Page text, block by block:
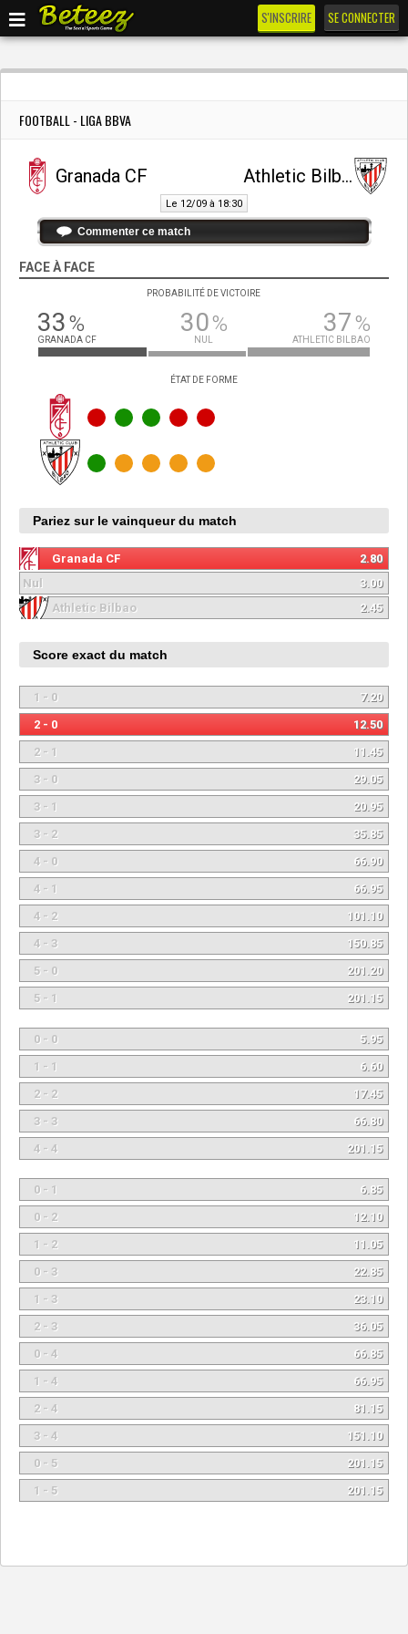
S'INSCRIRE SE CONNECTER
FOOTBALL - LIGA BBVA
Granada CF Athletic Bilbao
Le 12/09 à 18:30
Commenter ce match
FACE À FACE
PROBABILITÉ DE VICTOIRE
33%
GRANADA CF
30%
NUL
37%
ATHLETIC BILBAO
ÉTAT DE FORME
Pariez sur le vainqueur du match
Granada CF
2.80
Nul
3.00
Athletic Bilbao
2.45
Score exact du match
1 - 0
7.20
2 - 0
12.50
2 - 1
11.45
3 - 0
29.05
3 - 1
20.95
3 - 2
35.85
4 - 0
66.90
4 - 1
66.95
4 - 2
101.10
4 - 3
150.85
5 - 0
201.20
5 - 1
201.15
0 - 0
5.95
1 - 1
6.60
2 - 2
17.45
3 - 3
66.80
4 - 4
201.15
0 - 1
6.85
0 - 2
12.10
1 - 2
11.05
0 - 3
22.85
1 - 3
23.10
2 - 3
36.05
0 - 4
66.85
1 - 4
66.95
2 - 4
81.15
3 - 4
151.10
0 - 5
201.15
1 - 5
201.15